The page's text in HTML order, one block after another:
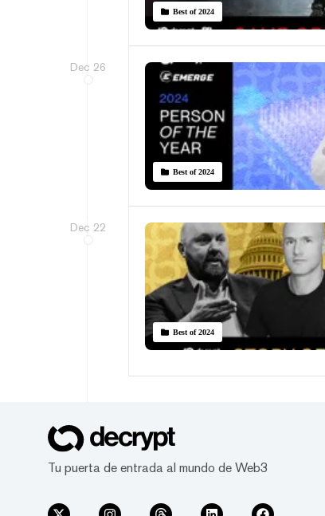
Best of 2024
Dec 26
Best of 2024
Dec 22
Best of 2024
Tu puerta de entrada al mundo de Web3